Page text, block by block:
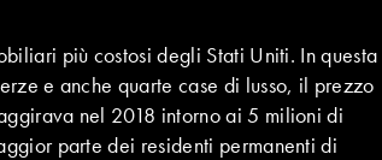
più costosi degli Stati Uniti. In questa
e anche quarte case di lusso, il prezzo
nel 2018 intorno ai 5 milioni di
parte dei residenti permanenti di